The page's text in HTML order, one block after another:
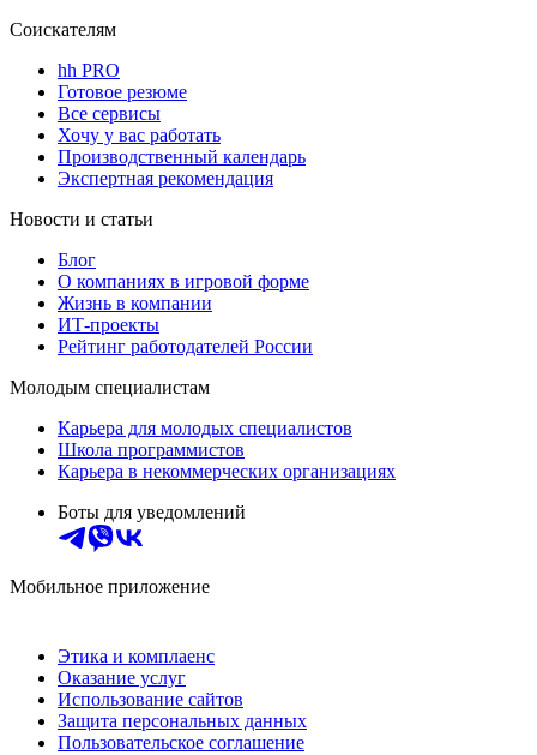
Соискателям
hh PRO
Готовое резюме
Все сервисы
Хочу у вас работать
Производственный календарь
Экспертная рекомендация
Новости и статьи
Блог
О компаниях в игровой форме
Жизнь в компании
ИТ-проекты
Рейтинг работодателей России
Молодым специалистам
Карьера для молодых специалистов
Школа программистов
Карьера в некоммерческих организациях
Боты для уведомлений
Мобильное приложение
Этика и комплаенс
Оказание услуг
Использование сайтов
Защита персональных данных
Пользовательское соглашение